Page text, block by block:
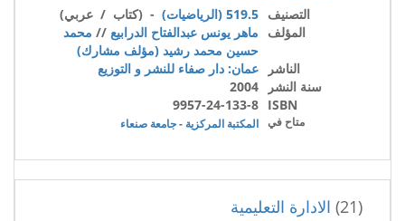
التصنيف 519.5 (الرياضيات)
- (كتاب / عربي)
المؤلف
ماهر يونس عبدالفتاح الدرابيع // محمد
حسين محمد رشيد (مؤلف مشارك)
الناشر
عمان: دار صفاء للنشر و التوزيع
سنة النشر
2004
ISBN
9957-24-133-8
متاح في المكتبة المركزية - جامعة صنعاء
(21) الادارة التعليمية